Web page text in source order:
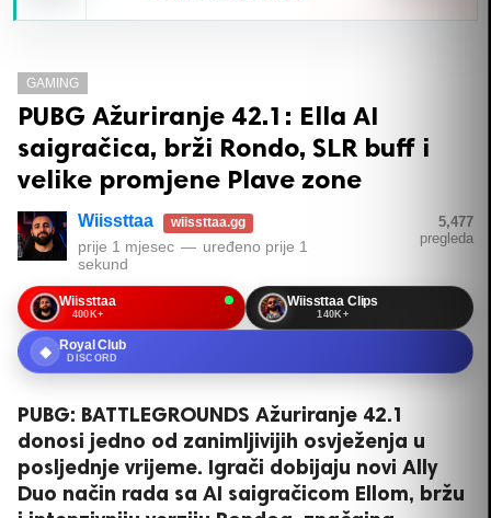
GAMING
PUBG Ažuriranje 42.1: Ella AI
saigračica, brži Rondo, SLR buff i
velike promjene Plave zone
Wiissttaa wiissttaa.gg
prije 1 mjesec — uređeno prije 1
sekund
5,477
pregleda
Wiissttaa
400K+
Wiissttaa Clips
140K+
◆ Royal Club
DISCORD
PUBG: BATTLEGROUNDS Ažuriranje 42.1
donosi jedno od zanimljivijih osvježenja u
posljednje vrijeme. Igrači dobijaju novi Ally
Duo način rada sa AI saigračicom Ellom, bržu